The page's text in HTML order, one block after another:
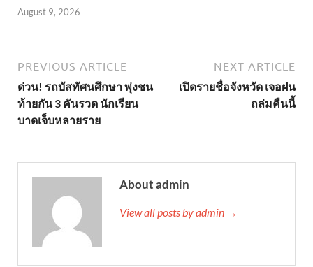
August 9, 2026
PREVIOUS ARTICLE
ด่วน! รถบัสทัศนศึกษา พุ่งชน
ท้ายกัน 3 คันรวด นักเรียน
บาดเจ็บหลายราย
NEXT ARTICLE
เปิดรายชื่อจังหวัด เจอฝน
ถล่มคืนนี้
About admin
View all posts by admin →